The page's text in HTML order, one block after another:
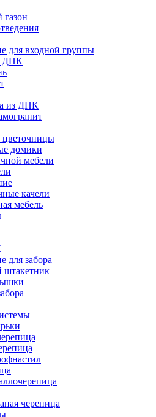
газон
для входной группы
ДПК
из ДПК
цветочницы
домики
мебели
качели
мебель
для забора
штакетник
черепица